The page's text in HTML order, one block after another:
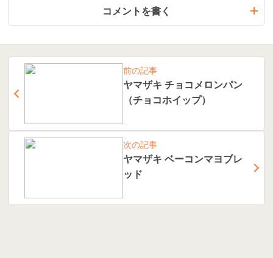
コメントを書く
前の記事
ヤマザキ チョコメロンパン
（チョコホイップ）
次の記事
ヤマザキ ベーコンマヨブレ
ッド